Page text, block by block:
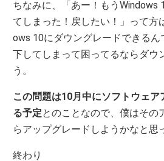
ちなみに、「あー！もうWindows
てしまった！戻したい！」って方
ows 10にダウングレードできる
下してしまって困ってるならダウ
う。
この問題は10月中にソフトウェ
る予定とのことなので、僕はその
らアップグレードしようかなと思
終わり